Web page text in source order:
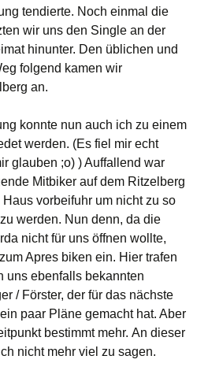
tendierte. Noch einmal die
wir uns den Single an der
hinunter. Den üblichen und
folgend kamen wir
an.
konnte nun auch ich zu einem
werden. (Es fiel mir echt
glauben ;o) ) Auffallend war
Mitbiker auf dem Ritzelberg
vorbeifuhr um nicht zu so
werden. Nun denn, da die
nicht für uns öffnen wollte,
Apres biken ein. Hier trafen
uns ebenfalls bekannten
/ Förster, der für das nächste
paar Pläne gemacht hat. Aber
bestimmt mehr. An dieser
nicht mehr viel zu sagen.